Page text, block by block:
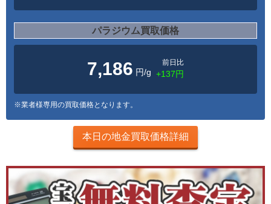
パラジウム買取価格
7,186 円/g
前日比
+137円
※業者様専用の買取価格となります。
本日の地金買取価格詳細